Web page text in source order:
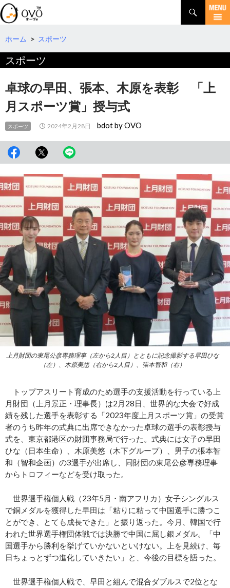
検
索
コ
テ
へ
動
ホーム > スポーツ
スポーツ
卓球の早田、張本、木原を表彰 「上
月スポーツ賞」授与式
スポーツ 2024年2月28日 bdot by OVO
上月財団の東尾公彦専務理事（左から2人目）とともに記念撮影する早田ひな
（左）、木原美悠（右から2人目）、張本智和（右）
トップアスリート育成のため選手の支援活動を行っている上
月財団（上月景正・理事長）は2月28日、世界的な大会で好成
績を残した選手を表彰する「2023年度上月スポーツ賞」の受賞
者のうち昨年の式典に出席できなかった卓球の選手の表彰授与
式を、東京都港区の財団事務局で行った。式典には女子の早田
ひな（日本生命）、木原美悠（木下グループ）、男子の張本智
和（智和企画）の3選手が出席し、同財団の東尾公彦専務理事
からトロフィーなどを受け取った。
世界選手権個人戦（23年5月・南アフリカ）女子シングルス
で銅メダルを獲得した早田は「粘りに粘って中国選手に勝つこ
とができ、とても成長できた」と振り返った。今月、韓国で行
われた世界選手権団体戦では決勝で中国に屈し銀メダル。「中
国選手から勝利を挙げていかないといけない。上を見続け、毎
日ちょっとずつ進化していきたい」と、今後の目標を語った。
世界選手権個人戦で、早田と組んで混合ダブルスで2位とな